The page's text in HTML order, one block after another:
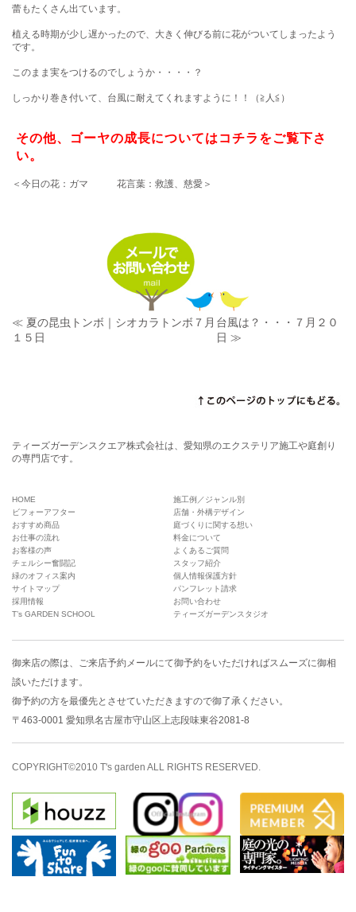
蕾もたくさん出ています。
植える時期が少し遅かったので、大きく伸びる前に花がついてしまったよう
です。
このまま実をつけるのでしょうか・・・・？
しっかり巻き付いて、台風に耐えてくれますように！！（≧人≦）
その他、ゴーヤの成長についてはコチラをご覧下さ
い。
＜今日の花：ガマ 花言葉：救護、慈愛＞
≪ 夏の昆虫トンボ｜シオカラトンボ７月
１５日
台風は？・・・７月２０
日 ≫
ティーズガーデンスクエア株式会社は、愛知県のエクステリア施工や庭創り
の専門店です。
HOME
施工例／ジャンル別
ビフォーアフター
店舗・外構デザイン
おすすめ商品
庭づくりに関する想い
お仕事の流れ
料金について
お客様の声
よくあるご質問
チェルシー奮闘記
スタッフ紹介
緑のオフィス案内
個人情報保護方針
サイトマップ
パンフレット請求
採用情報
お問い合わせ
T’s GARDEN SCHOOL
ティーズガーデンスタジオ
御来店の際は、 ご来店予約メールにて御予約をいただければスムーズに御相
談いただけます。
御予約の方を最優先とさせていただきますので御了承ください。
〒463-0001 愛知県名古屋市守山区上志段味東谷2081-8
COPYRIGHT©2010 T's garden ALL RIGHTS RESERVED.